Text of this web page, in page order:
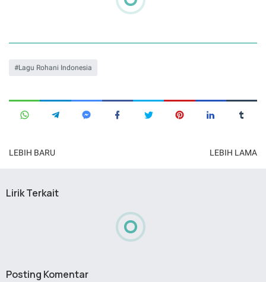
Lagu Rohani Indonesia
LEBIH BARU LEBIH LAMA
Lirik Terkait
Posting Komentar